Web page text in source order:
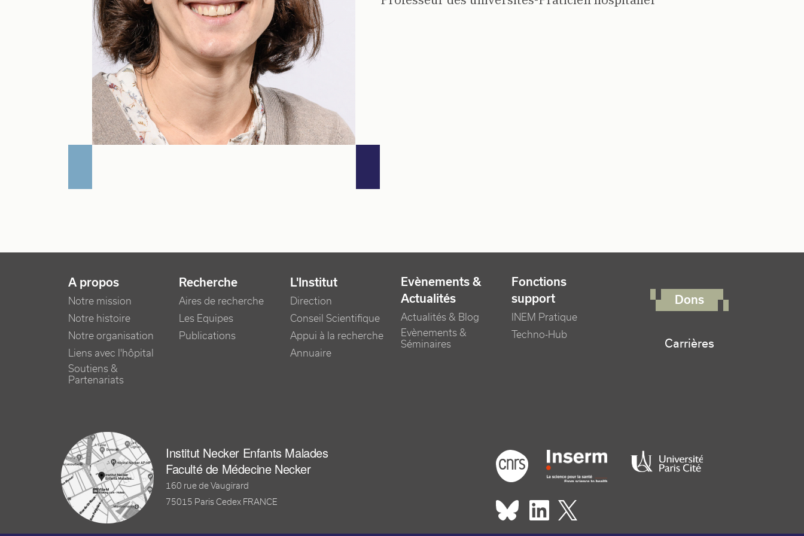
NAVIGATION PRINCIPALE
A propos
Notre mission
Notre histoire
Notre organisation
Liens avec l'hôpital
Soutiens &
Partenariats
Recherche
Aires de recherche
Les Equipes
Publications
L'Institut
Direction
Conseil Scientifique
Appui à la recherche
Annuaire
Evènements &
Actualités
Actualités & Blog
Evènements &
Séminaires
Fonctions
support
INEM Pratique
Techno-Hub
Dons
Carrières
Institut Necker Enfants Malades
Faculté de Médecine Necker
160 rue de Vaugirard
75015 Paris Cedex FRANCE
Footer logo tutelles
Réseaux sociaux footer